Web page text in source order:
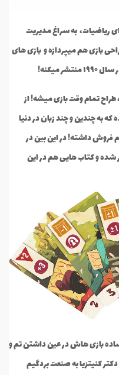
ریاضیات، به سراغ مدیریت
بازی هم میپردازه و بازی های
طراح تمام وقت بازی میشه! از
بازی طراحی کرده که به چندین و چند زبان در دنیا
نسخه هم فروش داشته! در این بین در
شده و کتاب هایی هم در این
بازی هاش در عین داشتن تم و
کنیتزیا به صنعت بردگیم